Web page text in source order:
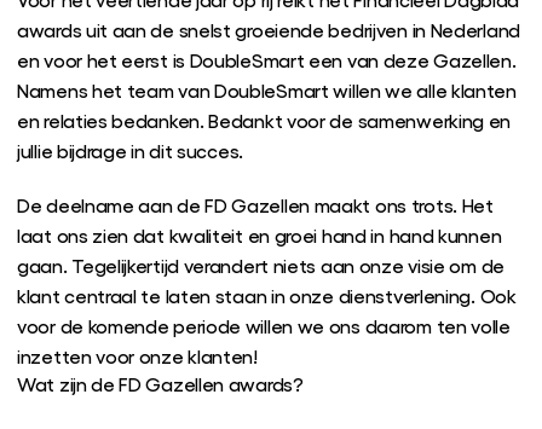
awards uit aan de snelst groeiende bedrijven in Nederland
en voor het eerst is DoubleSmart een van deze Gazellen.
Namens het team van DoubleSmart willen we alle klanten
en relaties bedanken. Bedankt voor de samenwerking en
jullie bijdrage in dit succes.
De deelname aan de FD Gazellen maakt ons trots. Het
laat ons zien dat kwaliteit en groei hand in hand kunnen
gaan. Tegelijkertijd verandert niets aan onze visie om de
klant centraal te laten staan in onze dienstverlening. Ook
voor de komende periode willen we ons daarom ten volle
inzetten voor onze klanten!
Wat zijn de FD Gazellen awards?